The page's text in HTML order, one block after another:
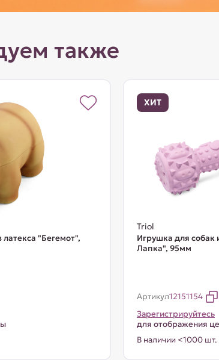
также
"Бегемот",
ХИТ
Triol
Игрушка для собак
Лапка", 95мм
Артикул12151154
Зарегистрируйтесь
для отображения
В наличии <1000 шт.